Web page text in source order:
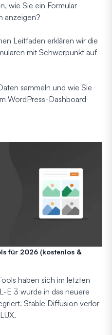
wie Sie ein Formular
anzeigen?
Leitfaden erklären wir die
mit Schwerpunkt auf
sammeln und wie Sie
WordPress-Dashboard
für 2026 (kostenlos &
haben sich im letzten
E 3 wurde in das neuere
Stable Diffusion verlor